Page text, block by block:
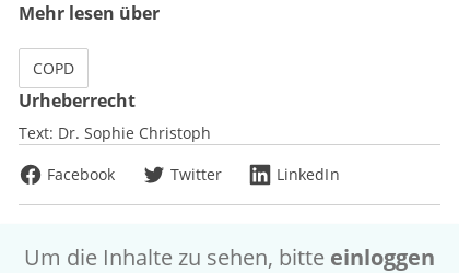
Mehr lesen über
COPD
Urheberrecht
Text: Dr. Sophie Christoph
Facebook
Twitter LinkedIn
Um die Inhalte zu sehen, bitte einloggen